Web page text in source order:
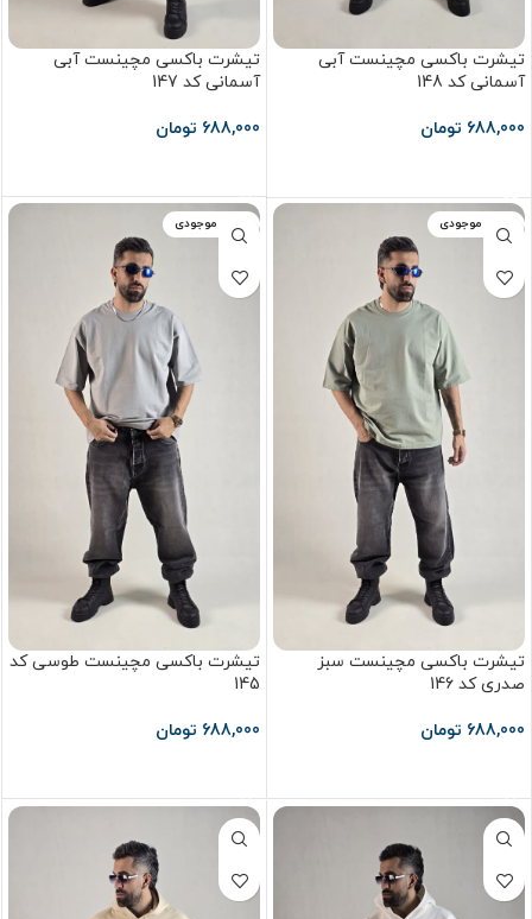
تیشرت باکسی مچینست آبی
آسمانی کد 148
688,000 تومان
تیشرت باکسی مچینست آبی
آسمانی کد 147
688,000 تومان
اتمام موجودی
تیشرت باکسی مچینست سبز
صدری کد 146
688,000 تومان
اتمام موجودی
تیشرت باکسی مچینست طوسی کد
145
688,000 تومان